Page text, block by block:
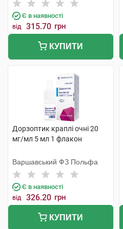
Є в наявності
від 315.70 грн
КУПИТИ
Дорзоптик краплі очні 20
мг/мл 5 мл 1 флакон
Варшавський ФЗ Польфа
Є в наявності
від 326.20 грн
КУПИТИ